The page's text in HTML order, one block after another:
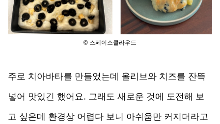
© 스페이스클라우드
주로 치아바타를 만들었는데 올리브와 치즈를 잔뜩
넣어 맛있긴 했어요. 그래도 새로운 것에 도전해 보
고 싶은데 환경상 어렵다 보니 아쉬움만 커지더라고